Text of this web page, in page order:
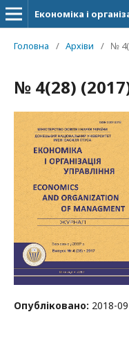
Економіка і
Головна / Архіви / №
№ 4(28)
Опубліковано: 2018-